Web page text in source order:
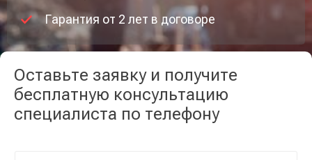
Гарантия от 2 лет в договоре
Оставьте заявку и получите
бесплатную консультацию
специалиста по телефону